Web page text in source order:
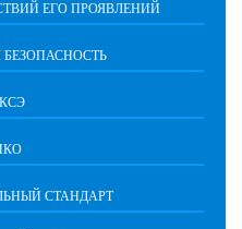
ЕГО ПРОЯВЛЕНИЙ
СТАНДАРТ